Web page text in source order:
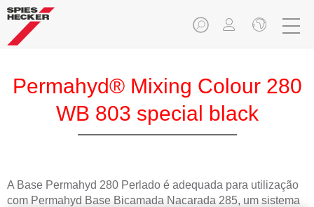
Permahyd® Mixing Colour 280
WB 803 special black
A Base Permahyd 280 Perlado é adequada para utilização
com Permahyd Base Bicamada Nacarada 285, um sistema